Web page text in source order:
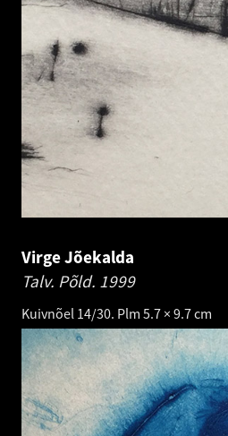
Virge Jõekalda
Talv. Põld. 1999
Kuivnõel 14/30. Plm 5.7 × 9.7 cm